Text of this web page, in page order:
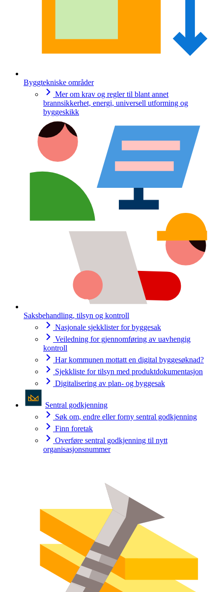
Byggtekniske områder
Mer om krav og regler til blant annet
brannsikkerhet, energi, universell utforming og
byggeskikk
Saksbehandling, tilsyn og kontroll
Nasjonale sjekklister for byggesak
Veiledning for gjennomføring av uavhengig
kontroll
Har kommunen mottatt en digital byggesøknad?
Sjekkliste for tilsyn med produktdokumentasjon
Digitalisering av plan- og byggesak
Sentral godkjenning
Søk om, endre eller forny sentral godkjenning
Finn foretak
Overføre sentral godkjenning til nytt
organisasjonsnummer